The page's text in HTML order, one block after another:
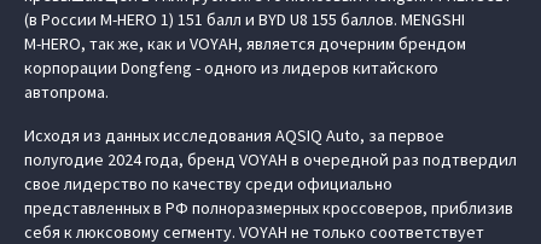
(в России M‑HERO 1) 151 балл и BYD U8 155 баллов. MENGSHI
M‑HERO, так же, как и VOYAH, является дочерним брендом
корпорации Dongfeng - одного из лидеров китайского
автопрома.
Исходя из данных исследования AQSIQ Auto, за первое
полугодие 2024 года, бренд VOYAH в очередной раз подтвердил
свое лидерство по качеству среди официально
представленных в РФ полноразмерных кроссоверов, приблизив
себя к люксовому сегменту. VOYAH не только соответствует